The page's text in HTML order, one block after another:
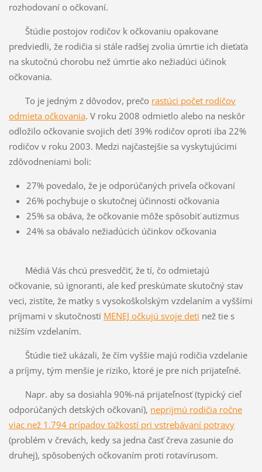
rozhodovaní o očkovaní.
Štúdie postojov rodičov k očkovaniu opakovane
predviedli, že rodičia si stále radšej zvolia úmrtie ich dieťaťa
na skutočnú chorobu než úmrtie ako nežiadúci účinok
očkovania.
To je jedným z dôvodov, prečo rastúci počet rodičov
odmieta očkovania. V roku 2008 odmietlo alebo na neskôr
odložilo očkovanie svojich detí 39% rodičov oproti iba 22%
rodičov v roku 2003. Medzi najčastejšie sa vyskytujúcimi
zdôvodneniami boli:
27% povedalo, že je odporúčaných priveľa očkovaní
26% pochybuje o skutočnej účinnosti očkovania
25% sa obáva, že očkovanie môže spôsobiť autizmus
24% sa obávalo nežiadúcich účinkov očkovania
Médiá Vás chcú presvedčiť, že tí, čo odmietajú
očkovanie, sú ignoranti, ale keď preskúmate skutočný stav
veci, zistíte, že matky s vysokoškolským vzdelaním a vyššími
príjmami v skutočnosti MENEJ očkujú svoje deti než tie s
nižším vzdelaním.
Štúdie tiež ukázali, že čím vyššie majú rodičia vzdelanie
a príjmy, tým menšie je riziko, ktoré je pre nich prijateľné.
Napr. aby sa dosiahla 90%-ná prijateľnosť (typický cieľ
odporúčaných detských očkovaní), neprijmú rodičia ročne
viac než 1.794 prípadov ťažkostí pri vstrebávaní potravy
(problém v črevách, kedy sa jedna časť čreva zasunie do
druhej), spôsobených očkovaním proti rotavírusom.